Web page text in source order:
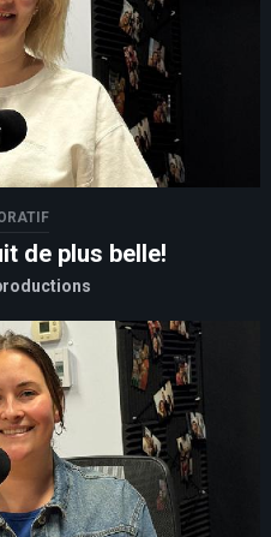
de plus belle!